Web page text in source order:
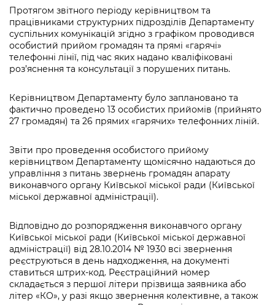
Протягом звітного періоду керівництвом та
працівниками структурних підрозділів Департаменту
суспільних комунікацій згідно з графіком проводився
особистий прийом громадян та прямі «гарячі»
телефонні лінії, під час яких надано кваліфіковані
роз’яснення та консультації з порушених питань.
Керівництвом Департаменту було заплановано та
фактично проведено 13 особистих прийомів (прийнято
27 громадян) та 26 прямих «гарячих» телефонних ліній.
Звіти про проведення особистого прийому
керівництвом Департаменту щомісячно надаються до
управління з питань звернень громадян апарату
виконавчого органу Київської міської ради (Київської
міської державної адміністрації).
Відповідно до розпорядження виконавчого органу
Київської міської ради (Київської міської державної
адміністрації) від 28.10.2014 № 1930 всі звернення
реєструються в день надходження, на документі
ставиться штрих-код. Реєстраційний номер
складається з першої літери прізвища заявника або
літер «КО», у разі якщо звернення колективне, а також